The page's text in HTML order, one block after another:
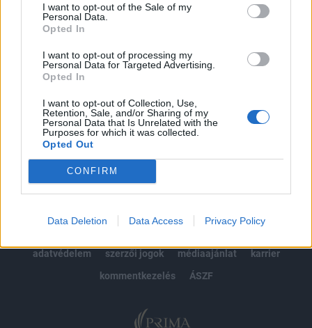
I want to opt-out of the Sale of my
Personal Data.
Opted In
I want to opt-out of processing my
Personal Data for Targeted Advertising.
Opted In
I want to opt-out of Collection, Use,
Retention, Sale, and/or Sharing of my
Personal Data that Is Unrelated with the
Purposes for which it was collected.
Opted Out
CONFIRM
Data Deletion Data Access Privacy Policy
kötéslistái
Előfizetés
MÁR ELŐFIZETŐNK VAGY?BEJELENTKEZÉS
adatvédelem
szerzői jogok médiaajánlat
karrier
kommentkezelés
ÁSZF